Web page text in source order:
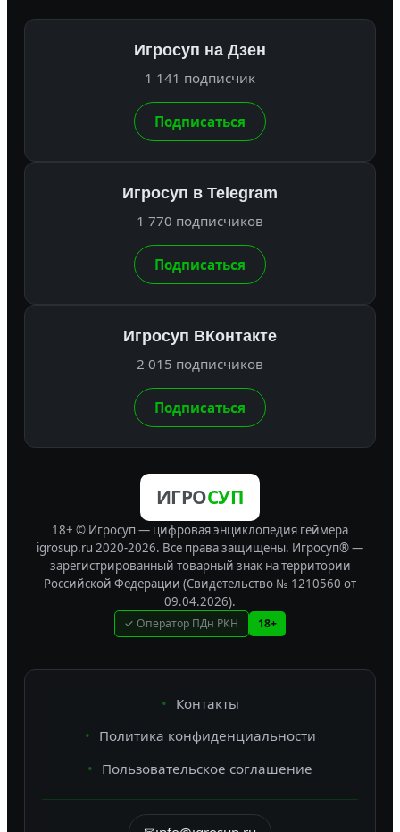
Игросуп на Дзен
1 141 подписчик
Подписаться
Игросуп в Telegram
1 770 подписчиков
Подписаться
Игросуп ВКонтакте
2 015 подписчиков
Подписаться
ИГРОСУП
18+ © Игросуп — цифровая энциклопедия геймера
igrosup.ru 2020-2026. Все права защищены. Игросуп® —
зарегистрированный товарный знак на территории
Российской Федерации (Свидетельство № 1210560 от
09.04.2026).
✓ Оператор ПДн РКН 18+
Контакты
Политика конфиденциальности
Пользовательское соглашение